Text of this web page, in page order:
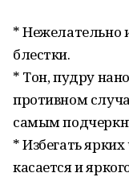
* Нежелательно
блестки.
* Тон, пудру
противном
самым
* Избегать
касается и